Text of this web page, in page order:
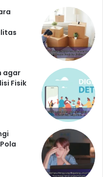
agar
Fisik